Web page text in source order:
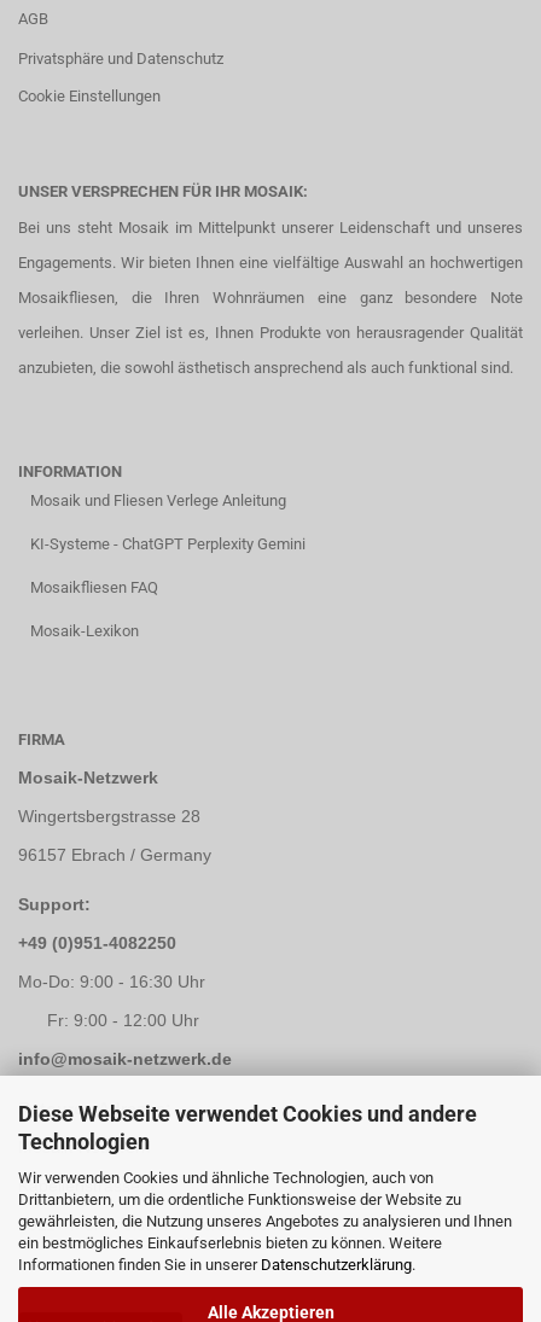
Diese Webseite verwendet Cookies und andere
Technologien
Wir verwenden Cookies und ähnliche Technologien, auch von
Drittanbietern, um die ordentliche Funktionsweise der Website zu
gewährleisten, die Nutzung unseres Angebotes zu analysieren und Ihnen
ein bestmögliches Einkaufserlebnis bieten zu können. Weitere
Informationen finden Sie in unserer Datenschutzerklärung.
Alle Akzeptieren
AGB
Privatsphäre und Datenschutz
Cookie Einstellungen
UNSER VERSPRECHEN FÜR IHR MOSAIK:
Bei uns steht Mosaik im Mittelpunkt unserer Leidenschaft und unseres
Engagements. Wir bieten Ihnen eine vielfältige Auswahl an hochwertigen
Mosaikfliesen, die Ihren Wohnräumen eine ganz besondere Note
verleihen. Unser Ziel ist es, Ihnen Produkte von herausragender Qualität
anzubieten, die sowohl ästhetisch ansprechend als auch funktional sind.
INFORMATION
Mosaik und Fliesen Verlege Anleitung
KI-Systeme - ChatGPT Perplexity Gemini
Mosaikfliesen FAQ
Mosaik-Lexikon
FIRMA
Mosaik-Netzwerk
Wingertsbergstrasse 28
96157 Ebrach / Germany
Support:
+49 (0)951-4082250
Mo-Do: 9:00 - 16:30 Uhr
Fr: 9:00 - 12:00 Uhr
info@mosaik-netzwerk.de
Retouren Adresse:
Mosaik-Netzwerk
Kapellenstrasse 3
96117 Memmelsdorf / Lichteneiche